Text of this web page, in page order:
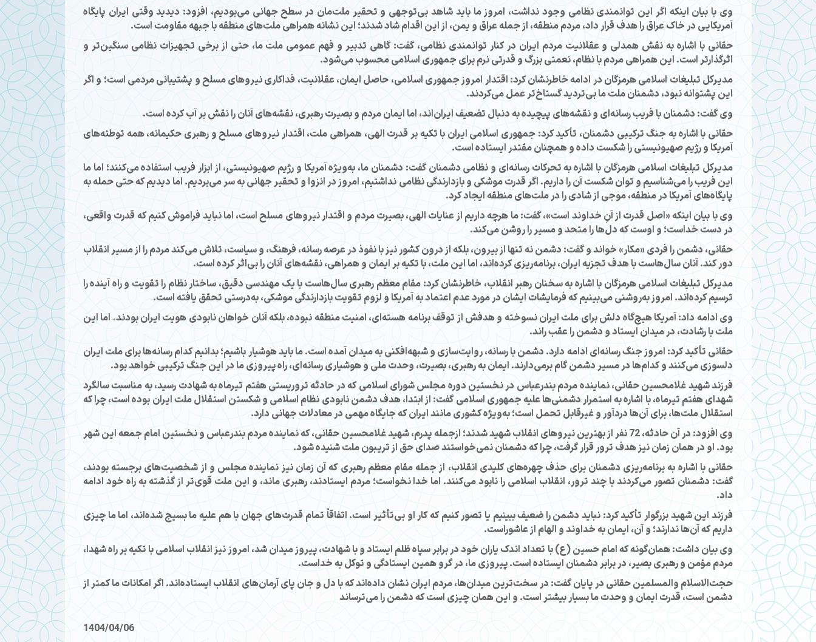
وی با بیان اینکه اگر این توانمندی نظامی وجود نداشت، امروز ما باید شاهد بی‌توجهی و تحقیر ملت‌مان در سطح جهانی می‌بودیم، افزود: دیدید وقتی ایران پایگاه
آمریکایی در خاک عراق را هدف قرار داد، مردم منطقه، از جمله عراق و یمن، از این اقدام شاد شدند؛ این نشانه همراهی ملت‌های منطقه با جبهه مقاومت است.
حقانی با اشاره به نقش همدلی و عقلانیت مردم ایران در کنار توانمندی نظامی، گفت: گاهی تدبیر و فهم عمومی ملت ما، حتی از برخی تجهیزات نظامی سنگین‌تر و
اثرگذارتر است. این همراهی مردم با نظام، نعمتی بزرگ و قدرتی نرم برای جمهوری اسلامی محسوب می‌شود.
مدیرکل تبلیغات اسلامی هرمزگان در ادامه خاطرنشان کرد: اقتدار امروز جمهوری اسلامی، حاصل ایمان، عقلانیت، فداکاری نیروهای مسلح و پشتیبانی مردمی است؛ و اگر
این پشتوانه نبود، دشمنان ملت ما بی‌تردید گستاخ‌تر عمل می‌کردند.
وی گفت: دشمنان با فریب رسانه‌ای و نقشه‌های پیچیده به دنبال تضعیف ایران‌اند، اما ایمان مردم و بصیرت رهبری، نقشه‌های آنان را نقش بر آب کرده است.
حقانی با اشاره به جنگ ترکیبی دشمنان، تأکید کرد: جمهوری اسلامی ایران با تکیه بر قدرت الهی، همراهی ملت، اقتدار نیروهای مسلح و رهبری حکیمانه، همه توطئه‌های
آمریکا و رژیم صهیونیستی را شکست داده و همچنان مقتدر ایستاده است.
مدیرکل تبلیغات اسلامی هرمزگان با اشاره به تحرکات رسانه‌ای و نظامی دشمنان گفت: دشمنان ما، به‌ویژه آمریکا و رژیم صهیونیستی، از ابزار فریب استفاده می‌کنند؛ اما ما
این فریب را می‌شناسیم و توان شکست آن را داریم. اگر قدرت موشکی و بازدارندگی نظامی نداشتیم، امروز در انزوا و تحقیر جهانی به سر می‌بردیم. اما دیدیم که حتی حمله به
پایگاه‌های آمریکا در منطقه، موجی از شادی را در ملت‌های منطقه ایجاد کرد.
وی با بیان اینکه «اصل قدرت از آنِ خداوند است»، گفت: ما هرچه داریم از عنایات الهی، بصیرت مردم و اقتدار نیروهای مسلح است، اما نباید فراموش کنیم که قدرت واقعی،
در دست خداست؛ و اوست که دل‌ها را متحد و مسیر را روشن می‌کند.
حقانی، دشمن را فردی «مکار» خواند و گفت: دشمن نه تنها از بیرون، بلکه از درون کشور نیز با نفوذ در عرصه رسانه، فرهنگ، و سیاست، تلاش می‌کند مردم را از مسیر انقلاب
دور کند. آنان سال‌هاست با هدف تجزیه ایران، برنامه‌ریزی کرده‌اند، اما این ملت، با تکیه بر ایمان و همراهی، نقشه‌های آنان را بی‌اثر کرده است.
مدیرکل تبلیغات اسلامی هرمزگان با اشاره به سخنان رهبر انقلاب، خاطرنشان کرد: مقام معظم رهبری سال‌هاست با یک مهندسی دقیق، ساختار نظام را تقویت و راه آینده را
ترسیم کرده‌اند. امروز به‌روشنی می‌بینیم که فرمایشات ایشان در مورد عدم اعتماد به آمریکا و لزوم تقویت بازدارندگی موشکی، به‌درستی تحقق یافته است.
وی ادامه داد: آمریکا هیچ‌گاه دلش برای ملت ایران نسوخته و هدفش از توقف برنامه هسته‌ای، امنیت منطقه نبوده، بلکه آنان خواهان نابودی هویت ایران بودند. اما این
ملت با رشادت، در میدان ایستاد و دشمن را عقب راند.
حقانی تأکید کرد: امروز جنگ رسانه‌ای ادامه دارد. دشمن با رسانه، روایت‌سازی و شبهه‌افکنی به میدان آمده است. ما باید هوشیار باشیم؛ بدانیم کدام رسانه‌ها برای ملت ایران
دلسوزی می‌کنند و کدام‌ها در مسیر دشمن گام برمی‌دارند. ایمان به رهبری، بصیرت، وحدت ملی و هوشیاری رسانه‌ای، راه پیروزی ما در این جنگ ترکیبی خواهد بود.
فرزند شهید غلامحسین حقانی، نماینده مردم بندرعباس در نخستین دوره مجلس شورای اسلامی که در حادثه تروریستی هفتم تیرماه به شهادت رسید، به مناسبت سالگرد
شهدای هفتم تیرماه، با اشاره به استمرار دشمنی‌ها علیه جمهوری اسلامی گفت: از ابتدا، هدف دشمن نابودی نظام اسلامی و شکستن استقلال ملت ایران بوده است، چرا که
استقلال ملت‌ها، برای آن‌ها دردآور و غیرقابل تحمل است؛ به‌ویژه کشوری مانند ایران که جایگاه مهمی در معادلات جهانی دارد.
وی افزود: در آن حادثه، 72 نفر از بهترین نیروهای انقلاب شهید شدند؛ ازجمله پدرم، شهید غلامحسین حقانی، که نماینده مردم بندرعباس و نخستین امام جمعه این شهر
بود. او در همان زمان نیز هدف ترور قرار گرفت، چرا که دشمنان نمی‌خواستند صدای حق از تریبون ملت شنیده شود.
حقانی با اشاره به برنامه‌ریزی دشمنان برای حذف چهره‌های کلیدی انقلاب، از جمله مقام معظم رهبری که آن زمان نیز نماینده مجلس و از شخصیت‌های برجسته بودند،
گفت: دشمنان تصور می‌کردند با چند ترور، انقلاب اسلامی را نابود می‌کنند. اما خدا نخواست؛ مردم ایستادند، رهبری ماند، و این ملت قوی‌تر از گذشته به راه خود ادامه
داد.
فرزند این شهید بزرگوار تأکید کرد: نباید دشمن را ضعیف ببینیم یا تصور کنیم که کار او بی‌تأثیر است. اتفاقاً تمام قدرت‌های جهان با هم علیه ما بسیج شده‌اند، اما ما چیزی
داریم که آن‌ها ندارند؛ و آن، ایمان به خداوند و الهام از عاشوراست.
وی بیان داشت: همان‌گونه که امام حسین (ع) با تعداد اندک یاران خود در برابر سپاه ظلم ایستاد و با شهادت، پیروز میدان شد، امروز نیز انقلاب اسلامی با تکیه بر راه شهدا،
مردم مؤمن و رهبری بصیر، در برابر دشمنان ایستاده است. پیروزی ما، در گرو همین ایستادگی و توکل به خداست.
حجت‌الاسلام والمسلمین حقانی در پایان گفت: در سخت‌ترین میدان‌ها، مردم ایران نشان داده‌اند که با دل و جان پای آرمان‌های انقلاب ایستاده‌اند. اگر امکانات ما کمتر از
دشمن است، قدرت ایمان و وحدت ما بسیار بیشتر است. و این همان چیزی است که دشمن را می‌ترساند
1404/04/06